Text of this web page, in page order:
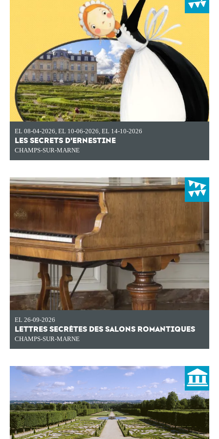
EL 08-04-2026 EL 10-06-2026 EL 14-10-2026
LES SECRETS D'ERNESTINE
CHAMPS-SUR-MARNE
EL 26-09-2026
LETTRES SECRÈTES DES SALONS ROMANTIQUES
CHAMPS-SUR-MARNE